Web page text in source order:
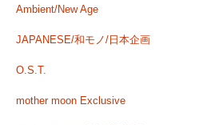
Ambient/New Age
JAPANESE/和モノ/日本企画
O.S.T.
mother moon Exclusive